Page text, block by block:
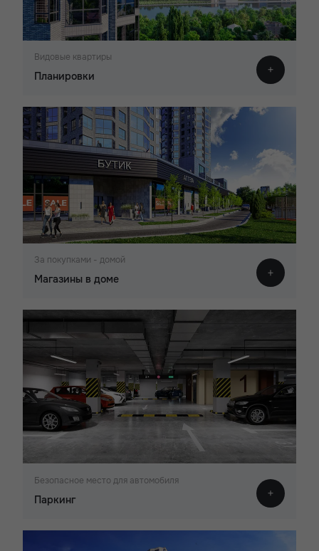
Видовые квартиры
Планировки
За покупками - домой
Магазины в доме
Безопасное место для автомобиля
Паркинг